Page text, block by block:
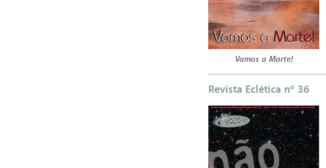
Vamos a Marte!
Revista Eclética nº 36